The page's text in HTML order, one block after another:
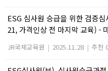
ESG 심사원 승급을 위한 검증
21, 가격인상 전 마지막 교육) -
JR국제교육원 | 2025.11.28 | 추천